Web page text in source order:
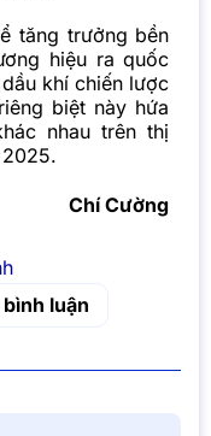
tăng trưởng bền
hiệu ra quốc
khí chiến lược
biệt này hứa
nhau trên thị
Chí Cường
bình luận